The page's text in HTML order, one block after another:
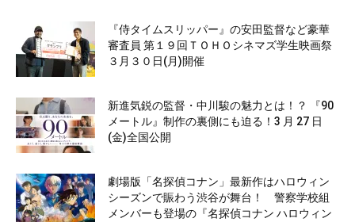
『侍タイムスリッパー』の安田監督など豪華
審査員 第１９回ＴＯＨＯシネマズ学生映画祭
３月３０日(月)開催
新進気鋭の監督・中川駿の魅力とは！？ 『90
メートル』制作の裏側にも迫る！3 月 27 日
(金)全国公開
劇場版「名探偵コナン」最新作はハロウィン
シーズンで賑わう渋谷が舞台！ 警察学校組
メンバーも登場の『名探偵コナン ハロウィン